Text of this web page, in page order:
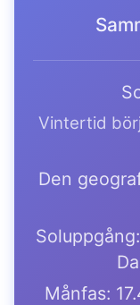
Vintertid
Den
Månfas: